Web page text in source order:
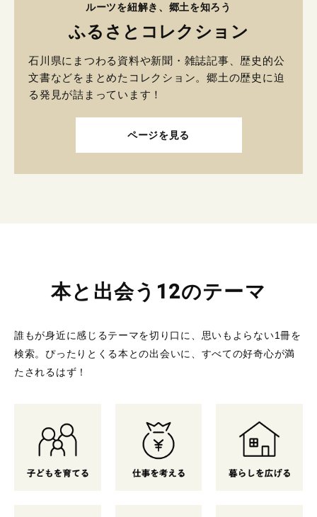
ルーツを紐解き、郷土を知ろう
ふるさとコレクション
石川県にまつわる資料や新聞・雑誌記事、歴史的公
文書などをまとめたコレクション。郷土の歴史に迫
る発見が詰まっています！
ページを見る
本と出会う12のテーマ
誰もが身近に感じるテーマを切り口に、思いもよらない1冊を
検索。 ぴったりとくる本との出会いに、すべての好奇心が満
たされるはず！